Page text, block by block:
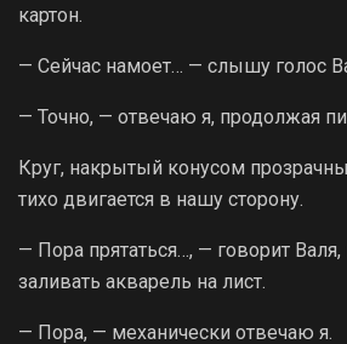
картон.
— Сейчас намоет… — слышу голос
— Точно, — отвечаю я, продолжая
Круг, накрытый конусом
тихо двигается в нашу сторону.
— Пора прятаться…, — говорит
заливать акварель на лист.
— Пора, — механически отвечаю я.